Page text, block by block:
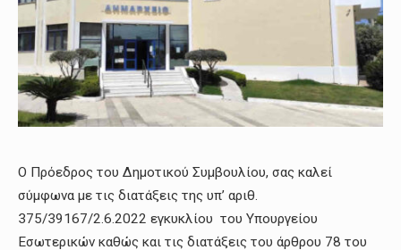
Ο Πρόεδρος του Δημοτικού Συμβουλίου, σας καλεί
σύμφωνα με τις διατάξεις της υπ’ αριθ.
375/39167/2.6.2022 εγκυκλίου του Υπουργείου
Εσωτερικών καθώς και τις διατάξεις του άρθρου 78 του